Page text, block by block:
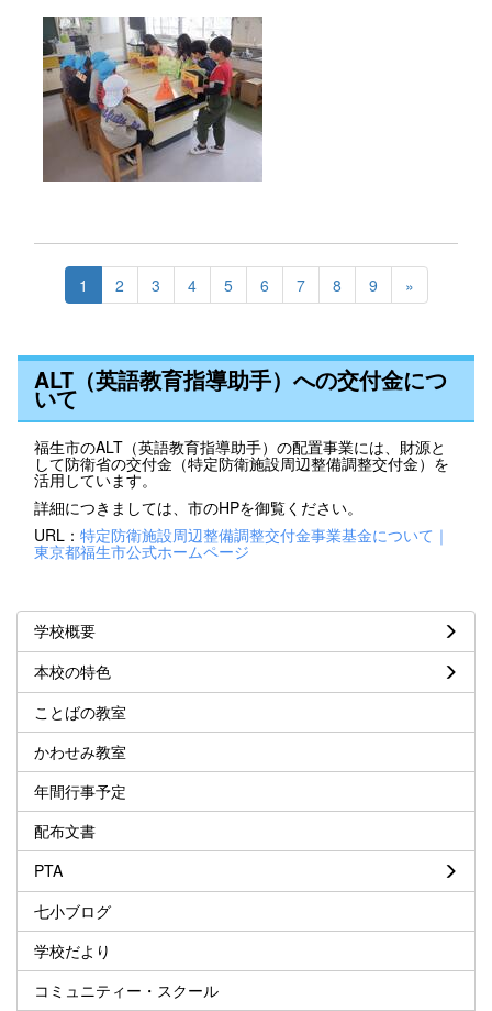
1 2 3 4 5 6 7 8 9 »
ALT（英語教育指導助手）への交付金につ
いて
福生市のALT（英語教育指導助手）の配置事業には、財源と
して防衛省の交付金（特定防衛施設周辺整備調整交付金）を
活用しています。
詳細につきましては、市のHPを御覧ください。
URL： 特定防衛施設周辺整備調整交付金事業基金について｜
東京都福生市公式ホームページ
学校概要
本校の特色
ことばの教室
かわせみ教室
年間行事予定
配布文書
PTA
七小ブログ
学校だより
コミュニティー・スクール